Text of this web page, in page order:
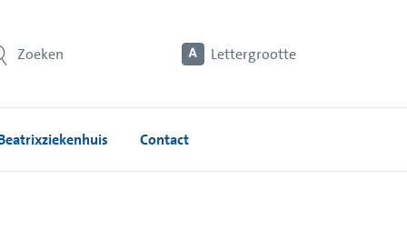
Zoeken Lettergrootte
Contact